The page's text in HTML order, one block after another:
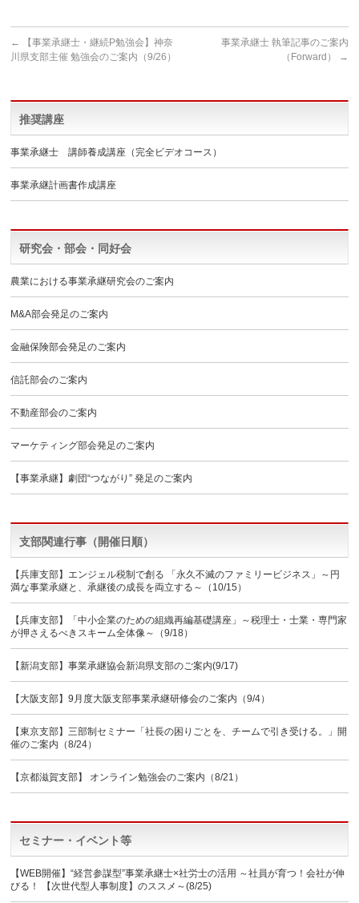
←
【事業承継士・継続P勉強会】神奈
川県支部主催 勉強会のご案内（9/26）
事業承継士 執筆記事のご案内
（Forward）
→
推奨講座
事業承継士 講師養成講座（完全ビデオコース）
事業承継計画書作成講座
研究会・部会・同好会
農業における事業承継研究会のご案内
M&A部会発足のご案内
金融保険部会発足のご案内
信託部会のご案内
不動産部会のご案内
マーケティング部会発足のご案内
【事業承継】劇団“つながり” 発足のご案内
支部関連行事（開催日順）
【兵庫支部】エンジェル税制で創る 「永久不滅のファミリービジネス」～円
満な事業承継と、承継後の成長を両立する～（10/15）
【兵庫支部】「中小企業のための組織再編基礎講座」～税理士・士業・専門家
が押さえるべきスキーム全体像～（9/18）
【新潟支部】事業承継協会新潟県支部のご案内(9/17)
【大阪支部】9月度大阪支部事業承継研修会のご案内（9/4）
【東京支部】三部制セミナー「社長の困りごとを、チームで引き受ける。」開
催のご案内（8/24）
【京都滋賀支部】 オンライン勉強会のご案内（8/21）
セミナー・イベント等
【WEB開催】“経営参謀型”事業承継士×社労士の活用 ～社員が育つ！会社が伸
びる！ 【次世代型人事制度】のススメ～(8/25)